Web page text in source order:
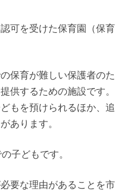
可を受けた保育園（保育
保育が難しい保護者のた
供するための施設です。
もを預けられるほか、追
あります。
子どもです。
要な理由があることを市